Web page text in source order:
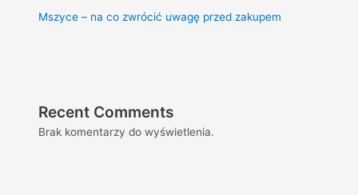
Mszyce – na co zwrócić uwagę przed zakupem
Recent Comments
Brak komentarzy do wyświetlenia.